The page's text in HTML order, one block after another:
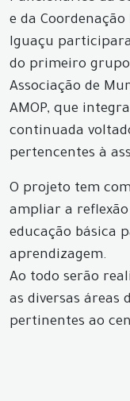
e da
Iguaçu
do primeiro
Associação de
AMOP, que
continuada
pertencentes à
O projeto tem
ampliar a
educação básica
aprendizagem.
Ao todo serão
as diversas áreas
pertinentes ao